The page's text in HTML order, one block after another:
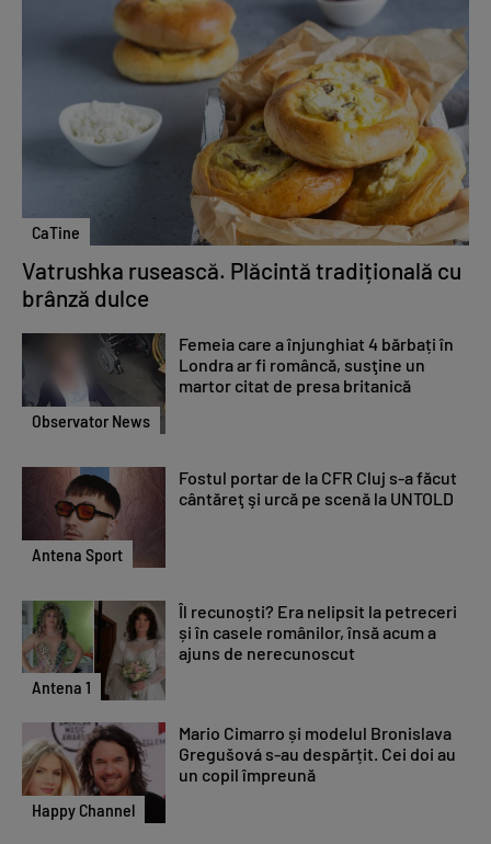
CaTine
Vatrushka rusească. Plăcintă tradițională cu
brânză dulce
Observator News
Femeia care a înjunghiat 4 bărbați în
Londra ar fi româncă, susţine un
martor citat de presa britanică
Antena Sport
Fostul portar de la CFR Cluj s-a făcut
cântăreţ şi urcă pe scenă la UNTOLD
Antena 1
Îl recunoști? Era nelipsit la petreceri
și în casele românilor, însă acum a
ajuns de nerecunoscut
Happy Channel
Mario Cimarro și modelul Bronislava
Gregušová s-au despărțit. Cei doi au
un copil împreună